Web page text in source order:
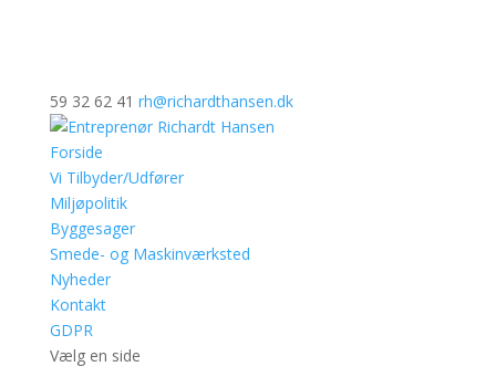
59 32 62 41 rh@richardthansen.dk
Forside
Vi Tilbyder/Udfører
Miljøpolitik
Byggesager
Smede- og Maskinværksted
Nyheder
Kontakt
GDPR
Vælg en side